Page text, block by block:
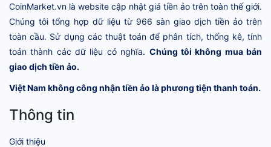
CoinMarket.vn là website cập nhật giá tiền ảo trên toàn thế giới.
Chúng tôi tổng hợp dữ liệu từ 966 sàn giao dịch tiền ảo trên
toàn cầu. Sử dụng các thuật toán để phân tích, thống kê, tính
toán thành các dữ liệu có nghĩa. Chúng tôi không mua bán
giao dịch tiền ảo.
Việt Nam không công nhận tiền ảo là phương tiện thanh toán.
Thông tin
Giới thiệu